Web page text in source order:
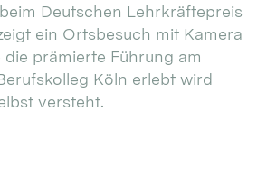
Deutschen Lehrkräftepreis
ein Ortsbesuch mit Kamera
prämierte Führung am
Köln erlebt wird
versteht.